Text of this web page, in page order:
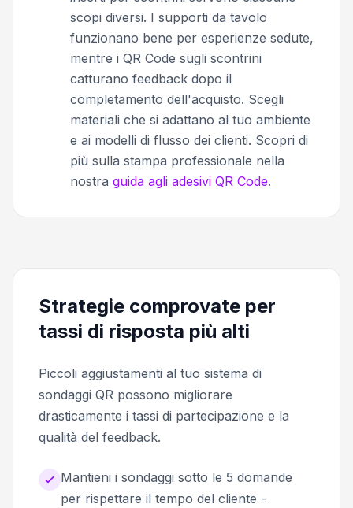
scopi diversi. I supporti da tavolo
funzionano bene per esperienze sedute,
mentre i QR Code sugli scontrini
catturano feedback dopo il
completamento dell'acquisto. Scegli
materiali che si adattano al tuo ambiente
e ai modelli di flusso dei clienti. Scopri di
più sulla stampa professionale nella
nostra guida agli adesivi QR Code.
Strategie comprovate per
tassi di risposta più alti
Piccoli aggiustamenti al tuo sistema di
sondaggi QR possono migliorare
drasticamente i tassi di partecipazione e la
qualità del feedback.
Mantieni i sondaggi sotto le 5 domande
per rispettare il tempo del cliente -